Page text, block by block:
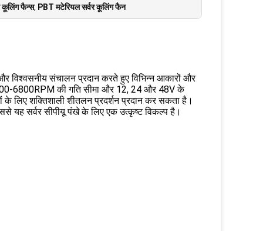
कूलिंग फैन्स, PBT मटेरियल सर्वर कूलिंग फैन
विश्वसनीय संचालन प्रदान करते हुए विभिन्न आकारों और
6800RPM की गति सीमा और 12, 24 और 48V के
लिए शक्तिशाली शीतलन प्रदर्शन प्रदान कर सकता है।
यह सर्वर सीपीयू पंखे के लिए एक उत्कृष्ट विकल्प है।